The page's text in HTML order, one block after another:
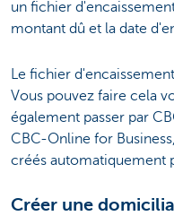
un fichier
montant dû et la date
Le fichier
Vous pouvez faire cela
également passer par
CBC-Online for
créés automatiquement
Créer une